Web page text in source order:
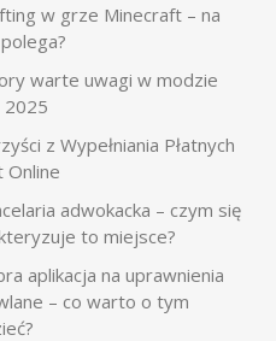
w grze Minecraft – na
warte uwagi w modzie
2025
z Wypełniania Płatnych
Online
adwokacka – czym się
to miejsce?
aplikacja na uprawnienia
– co warto o tym